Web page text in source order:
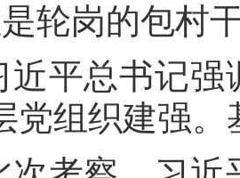
轮岗的包村
近平总书记强
党组织建强